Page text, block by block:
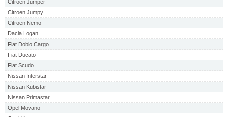
Citroen Jumper
Citroen Jumpy
Citroen Nemo
Dacia Logan
Fiat Doblo Cargo
Fiat Ducato
Fiat Scudo
Nissan Interstar
Nissan Kubistar
Nissan Primastar
Opel Movano